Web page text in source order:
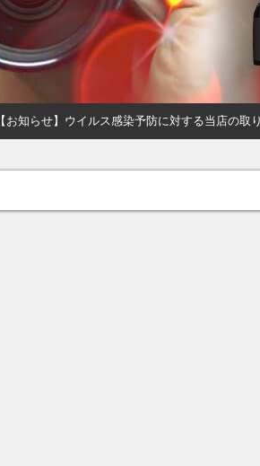
【お知らせ】ウイルス感染予防に対する当店の取